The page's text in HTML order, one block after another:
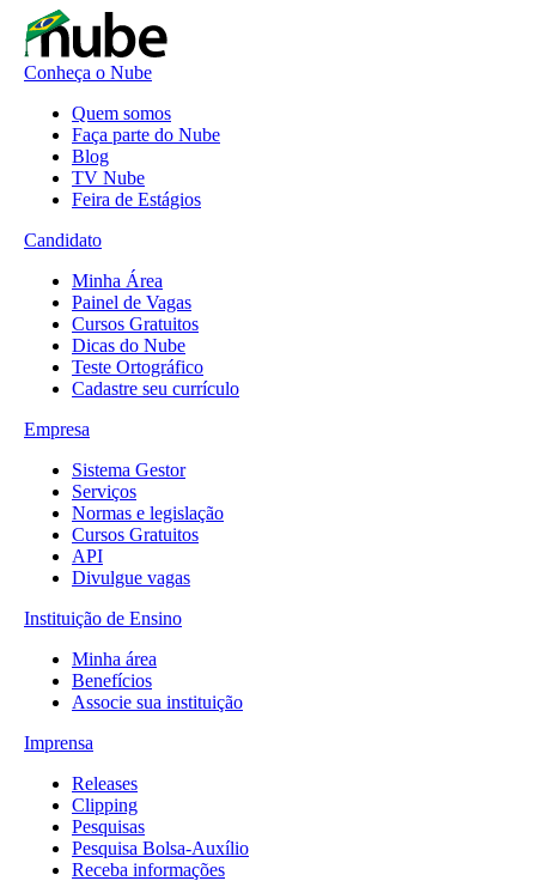
Conheça o Nube
Quem somos
Faça parte do Nube
Blog
TV Nube
Feira de Estágios
Candidato
Minha Área
Painel de Vagas
Cursos Gratuitos
Dicas do Nube
Teste Ortográfico
Cadastre seu currículo
Empresa
Sistema Gestor
Serviços
Normas e legislação
Cursos Gratuitos
API
Divulgue vagas
Instituição de Ensino
Minha área
Benefícios
Associe sua instituição
Imprensa
Releases
Clipping
Pesquisas
Pesquisa Bolsa-Auxílio
Receba informações